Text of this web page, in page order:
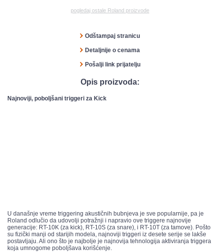
pogledaj ostale Roland proizvode
Odštampaj stranicu
Detaljnije o cenama
Pošalji link prijatelju
Opis proizvoda:
Najnoviji, poboljšani triggeri za Kick
U današnje vreme triggering akustičnih bubnjeva je sve popularnije, pa je
Roland odlučio da udovolji potražnji i napravio ove triggere najnovije
generacije: RT-10K (za kick), RT-10S (za snare), i RT-10T (za tamove). Pošto
su fizički manji od starijih modela, najnoviji triggeri iz desete serije se lakše
postavljaju. Ali ono što je najbolje je najnovija tehnologija aktiviranja triggera
koja umnogome poboljšava korišćenje.